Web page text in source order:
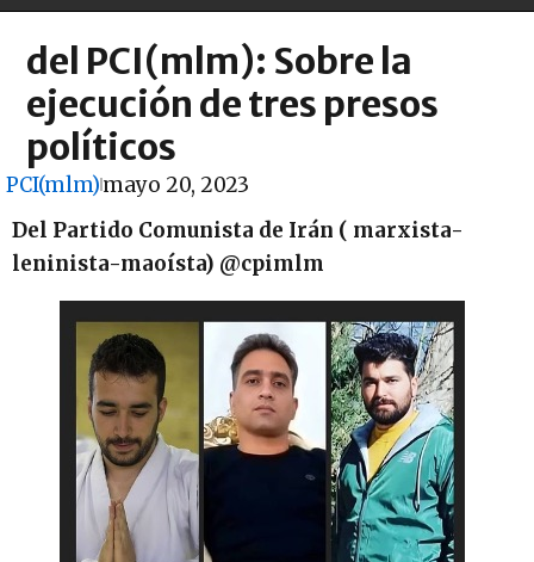
del PCI(mlm): Sobre la
ejecución de tres presos
políticos
PCI(mlm)mayo 20, 2023
Del Partido Comunista de Irán ( marxista-
leninista-maoísta) @cpimlm